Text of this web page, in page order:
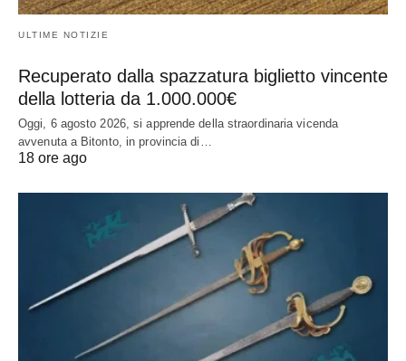
ULTIME NOTIZIE
Recuperato dalla spazzatura biglietto vincente
della lotteria da 1.000.000€
Oggi, 6 agosto 2026, si apprende della straordinaria vicenda
avvenuta a Bitonto, in provincia di…
18 ore ago